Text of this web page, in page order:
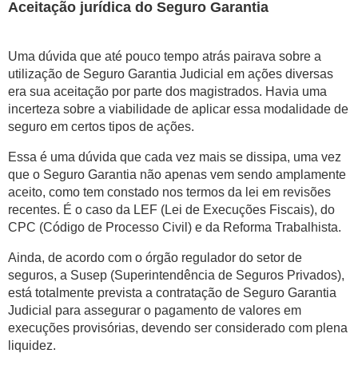
Aceitação jurídica do Seguro Garantia
Uma dúvida que até pouco tempo atrás pairava sobre a
utilização de Seguro Garantia Judicial em ações diversas
era sua aceitação por parte dos magistrados. Havia uma
incerteza sobre a viabilidade de aplicar essa modalidade de
seguro em certos tipos de ações.
Essa é uma dúvida que cada vez mais se dissipa, uma vez
que o Seguro Garantia não apenas vem sendo amplamente
aceito, como tem constado nos termos da lei em revisões
recentes. É o caso da LEF (Lei de Execuções Fiscais), do
CPC (Código de Processo Civil) e da Reforma Trabalhista.
Ainda, de acordo com o órgão regulador do setor de
seguros, a Susep (Superintendência de Seguros Privados),
está totalmente prevista a contratação de Seguro Garantia
Judicial para assegurar o pagamento de valores em
execuções provisórias, devendo ser considerado com plena
liquidez.